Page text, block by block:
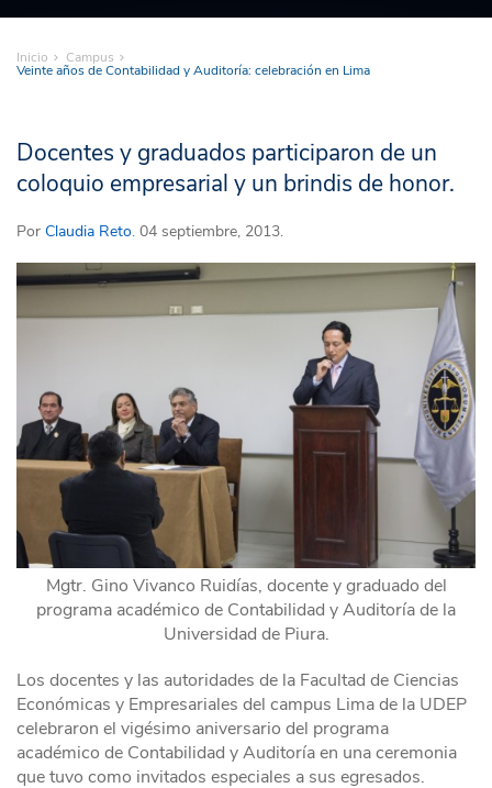
Inicio Campus
Veinte años de Contabilidad y Auditoría: celebración en Lima
Docentes y graduados participaron de un
coloquio empresarial y un brindis de honor.
Por Claudia Reto. 04 septiembre, 2013.
Mgtr. Gino Vivanco Ruidías, docente y graduado del
programa académico de Contabilidad y Auditoría de la
Universidad de Piura.
Los docentes y las autoridades de la Facultad de Ciencias
Económicas y Empresariales del campus Lima de la UDEP
celebraron el vigésimo aniversario del programa
académico de Contabilidad y Auditoría en una ceremonia
que tuvo como invitados especiales a sus egresados.